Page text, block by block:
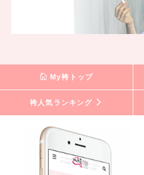
My袴トップ
袴人気ランキング